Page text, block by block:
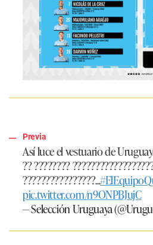
Previa
Así luce el vestuario de
?? ????????
????????????????...
pic.twitter.com/n9ONPBJujC
— Selección Uruguaya